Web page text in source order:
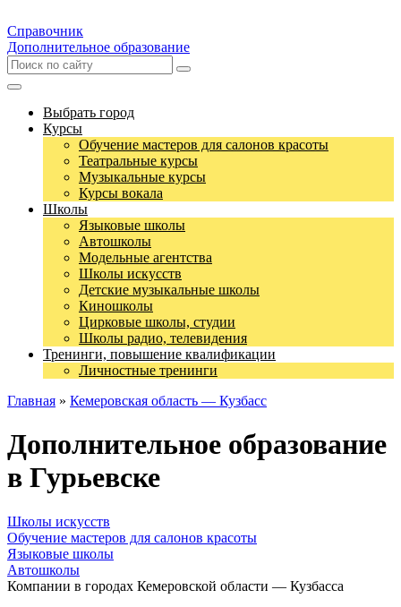
Справочник
Дополнительное образование
Выбрать город
Курсы
Обучение мастеров для салонов красоты
Театральные курсы
Музыкальные курсы
Курсы вокала
Школы
Языковые школы
Автошколы
Модельные агентства
Школы искусств
Детские музыкальные школы
Киношколы
Цирковые школы, студии
Школы радио, телевидения
Тренинги, повышение квалификации
Личностные тренинги
Главная » Кемеровская область — Кузбасс
Дополнительное образование
в Гурьевске
Школы искусств
Обучение мастеров для салонов красоты
Языковые школы
Автошколы
Компании в городах Кемеровской области — Кузбасса